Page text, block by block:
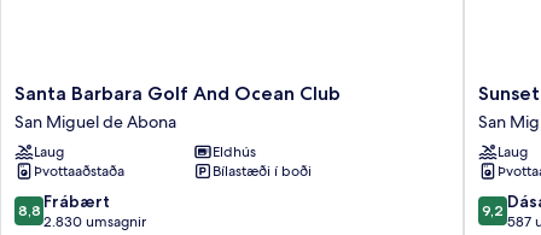
Santa
Barbara
Golf
And
Ocean
Club
San
Santa Barbara Golf And Ocean Club
San Miguel de Abona
Laug
Eldhús
Þvottaaðstaða
Bílastæði í boði
8.8
af
8,8 Frábært
2.830 umsagnir
Sunset
View
Club
San
Miguel
de
Abona
San
Laug
9.2
af
9,2
587